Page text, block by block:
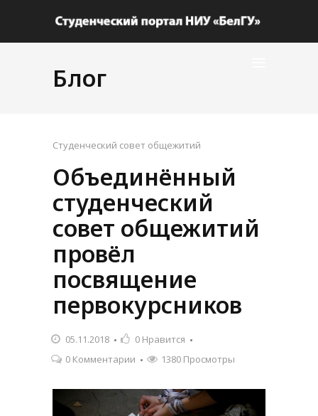
Блог
Студенческий совет общежитий
Объединённый
студенческий
совет общежитий
провёл
посвящение
первокурсников
05.11.2018 0 Нравится
0 Комментарии
1380 Просмотры